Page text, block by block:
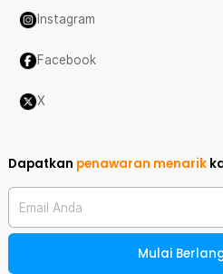
Instagram
Facebook
X
Dapatkan penawaran menarik
Email Anda
Mulai